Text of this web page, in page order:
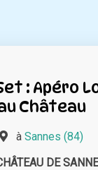
: Apéro
Château
àSannes (84)
DE